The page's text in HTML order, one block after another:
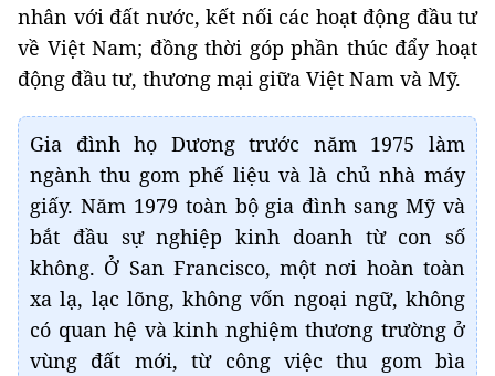
nhân với đất nước, kết nối các hoạt động đầu tư
về Việt Nam; đồng thời góp phần thúc đẩy hoạt
động đầu tư, thương mại giữa Việt Nam và Mỹ.
Gia đình họ Dương trước năm 1975 làm
ngành thu gom phế liệu và là chủ nhà máy
giấy. Năm 1979 toàn bộ gia đình sang Mỹ và
bắt đầu sự nghiệp kinh doanh từ con số
không. Ở San Francisco, một nơi hoàn toàn
xa lạ, lạc lõng, không vốn ngoại ngữ, không
có quan hệ và kinh nghiệm thương trường ở
vùng đất mới, từ công việc thu gom bìa